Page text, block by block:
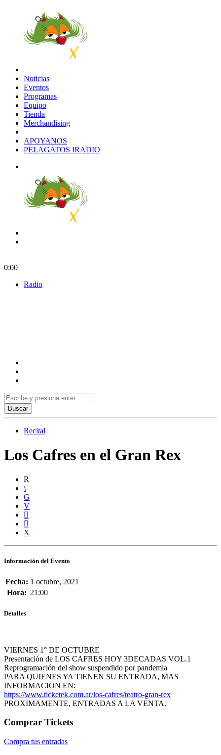
Noticias
Eventos
Programas
Equipo
Tienda
Merchandising
APOYANOS
PELAGATOS IRADIO
0:00
Radio
Recital
Los Cafres en el Gran Rex
Información del Evento
Fecha: 1 octubre, 2021
Hora: 21:00
Detalles
VIERNES 1° DE OCTUBRE
Presentación de LOS CAFRES HOY 3DECADAS VOL.1
Reprogramación del show suspendido por pandemia
PARA QUIENES YA TIENEN SU ENTRADA, MAS
INFORMACION EN:
https://www.ticketek.com.ar/los-cafres/teatro-gran-rex
PROXIMAMENTE, ENTRADAS A LA VENTA.
Comprar Tickets
Compra tus entradas